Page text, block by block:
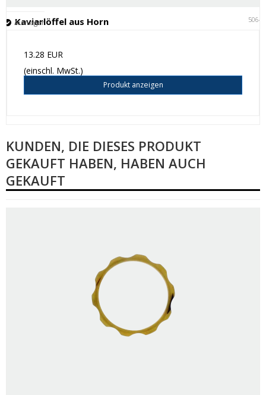
Kaviarlöffel aus Horn 5064
Auf Lager
13.28 EUR
(einschl. MwSt.)
Produkt anzeigen
KUNDEN, DIE DIESES PRODUKT
GEKAUFT HABEN, HABEN AUCH
GEKAUFT